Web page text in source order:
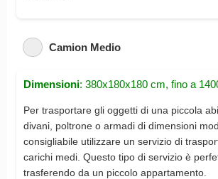
Camion Medio
Dimensioni: 380x180x180 cm, fino a
Per trasportare gli oggetti di una piccola
divani, poltrone o armadi di dimensioni
consigliabile utilizzare un servizio di
carichi medi. Questo tipo di servizio è
trasferendo da un piccolo appartamento.